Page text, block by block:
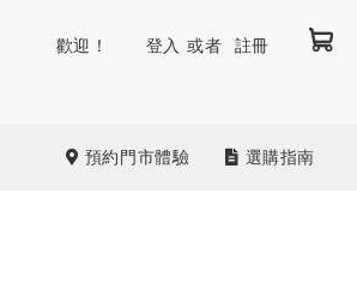
我
歡迎！ 登入 註冊
預約門市體驗 選購指南